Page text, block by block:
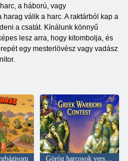
a háború, vagy
válik a harc. A raktárból kap a
a csatát. Kínálunk könnyű
lesz arra, hogy kitombolja, és
egy mesterlövész vagy vadász
Görög harcosok versenye